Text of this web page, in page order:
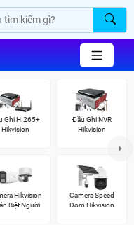
Ghi H.265+
Hikvision
Đầu Ghi NVR
Hikvision
Hikvision
Biệt Người
Camera Speed
Dom Hikvision